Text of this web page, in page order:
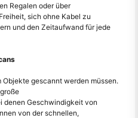
Regalen oder über
sich ohne Kabel zu
und den Zeitaufwand für jede
gescannt werden müssen.
denen Geschwindigkeit von
von der schnellen,